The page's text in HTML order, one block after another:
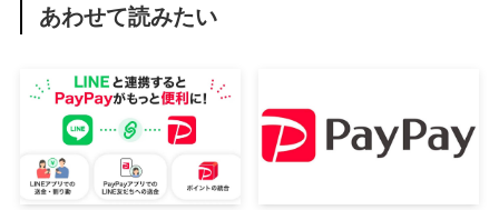
あわせて読みたい